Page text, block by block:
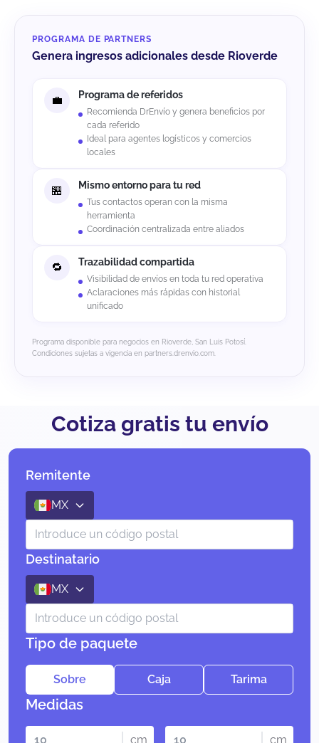
PROGRAMA DE PARTNERS
Genera ingresos adicionales desde Rioverde
Programa de referidos
Recomienda DrEnvío y genera beneficios por
cada referido
Ideal para agentes logísticos y comercios
locales
Mismo entorno para tu red
Tus contactos operan con la misma
herramienta
Coordinación centralizada entre aliados
Trazabilidad compartida
Visibilidad de envíos en toda tu red operativa
Aclaraciones más rápidas con historial
unificado
Programa disponible para negocios en Rioverde, San Luis Potosí.
Condiciones sujetas a vigencia en partners.drenvio.com.
Cotiza gratis tu envío
Remitente
MX
Destinatario
MX
Tipo de paquete
Sobre Caja Tarima
Medidas
cm cm